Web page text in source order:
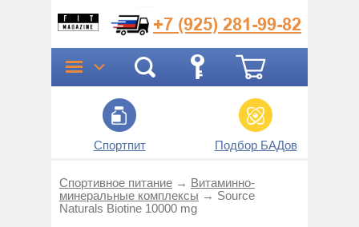
+7 (925) 281-99-82
Спортпит Подбор БАДов
Спортивное питание → Витаминно-
минеральные комплексы → Source
Naturals Biotine 10000 mg